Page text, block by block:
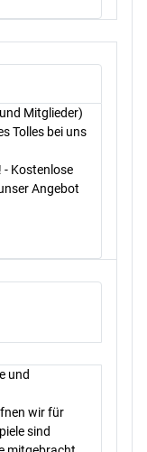
Mitglieder)
Tolles bei uns
- Kostenlose
Angebot
und
wir für
sind